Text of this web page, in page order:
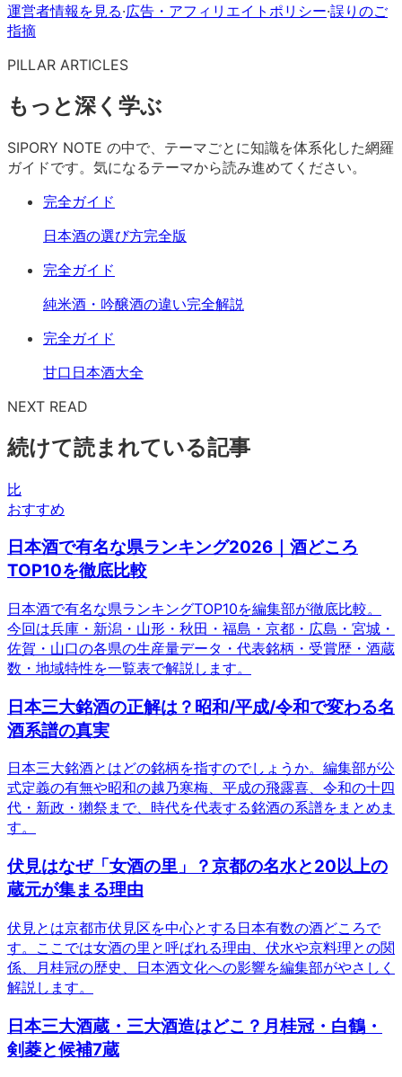
運営者情報を見る·広告・アフィリエイトポリシー·誤りのご
指摘
PILLAR ARTICLES
もっと深く学ぶ
SIPORY NOTE の中で、テーマごとに知識を体系化した網羅
ガイドです。気になるテーマから読み進めてください。
完全ガイド
日本酒の選び方完全版
完全ガイド
純米酒・吟醸酒の違い完全解説
完全ガイド
甘口日本酒大全
NEXT READ
続けて読まれている記事
比
おすすめ
日本酒で有名な県ランキング2026｜酒どころ
TOP10を徹底比較
日本酒で有名な県ランキングTOP10を編集部が徹底比較。
今回は兵庫・新潟・山形・秋田・福島・京都・広島・宮城・
佐賀・山口の各県の生産量データ・代表銘柄・受賞歴・酒蔵
数・地域特性を一覧表で解説します。
日本三大銘酒の正解は？昭和/平成/令和で変わる名
酒系譜の真実
日本三大銘酒とはどの銘柄を指すのでしょうか。編集部が公
式定義の有無や昭和の越乃寒梅、平成の飛露喜、令和の十四
代・新政・獺祭まで、時代を代表する銘酒の系譜をまとめま
す。
伏見はなぜ「女酒の里」？京都の名水と20以上の
蔵元が集まる理由
伏見とは京都市伏見区を中心とする日本有数の酒どころで
す。ここでは女酒の里と呼ばれる理由、伏水や京料理との関
係、月桂冠の歴史、日本酒文化への影響を編集部がやさしく
解説します。
日本三大酒蔵・三大酒造はどこ？月桂冠・白鶴・
剣菱と候補7蔵